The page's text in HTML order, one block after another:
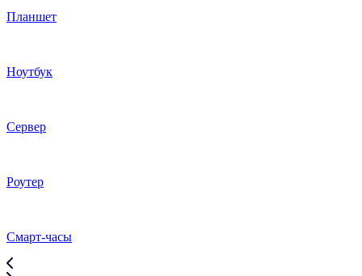
Планшет
Ноутбук
Сервер
Роутер
Смарт-часы